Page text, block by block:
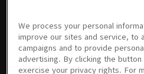
팔랑팔랑
나비
삐릿삐릿
로봇
슈웅 팡!
불꽃놀이
날
We process your personal
improve our sites and service, to
campaigns and to provide
advertising. By clicking the
exercise your privacy rights. For